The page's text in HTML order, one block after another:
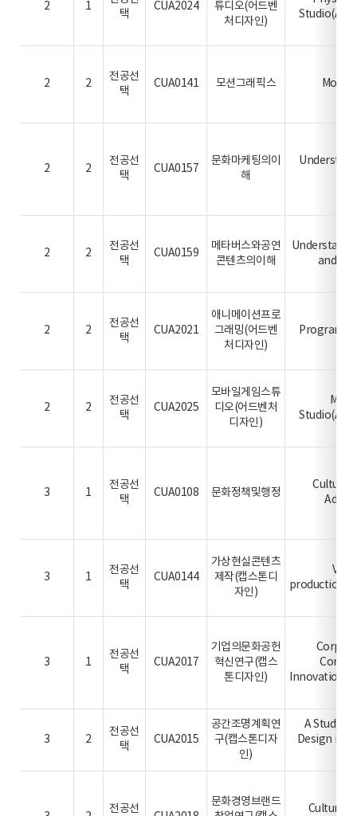
2 1
택
CUA2024
튜디오(어드벤
처디자인)
2 2
전공선
택
CUA0141 모션그래픽스
2 2
전공선
택
CUA0157
문화마케팅의이
해
2 2
전공선
택
CUA0159
메타버스와공연
콘텐츠의이해
and
2 2
전공선
택
CUA2021
애니메이션프로
그래밍(어드벤
처디자인)
2 2
전공선
택
CUA2025
모바일게임스튜
디오(어드벤처
디자인)
3 1
전공선
택
CUA0108 문화정책및행정
Cultural
3 1
전공선
택
CUA0144
가상현실콘텐츠
제작(캡스톤디
자인)
VR
3 1
전공선
택
CUA2017
기업의문화공헌
혁신연구(캡스
톤디자인)
3 2
전공선
택
CUA2015
공간조명계획연
구(캡스톤디자
인)
A Study
Design in
전공선
문화경영브랜드
Cultural